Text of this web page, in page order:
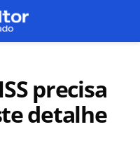
precisa
detalhe